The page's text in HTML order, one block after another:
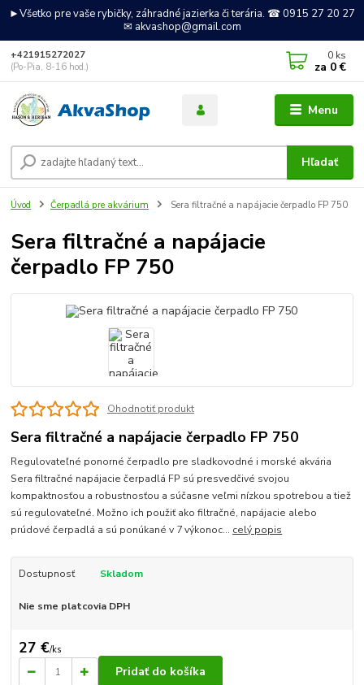
►Všetko pre vaše rybičky, záhradné jazierka či terária. ☎ 0915 27 20 27
✉ akvashop@gmail.com
Menu
Hľadať
+421915272027
(Po-Pia, 8-16 hod.)
0 ks
za 0 €
Úvod Čerpadlá pre akvárium Sera filtračné a napájacie čerpadlo FP 750
Sera filtračné a napájacie
čerpadlo FP 750
Ohodnotiť produkt
Sera filtračné a napájacie čerpadlo FP 750
Regulovateľné ponorné čerpadlo pre sladkovodné i morské akvária
Sera filtračné napájacie čerpadlá FP sú presvedčivé svojou
kompaktnosťou a robustnosťou a súčasne veľmi nízkou spotrebou a tiež
sú regulovateľné. Možno ich použiť ako filtračné, napájacie alebo
prúdové čerpadlá a sú ponúkané v 7 výkonoc... celý popis
Dostupnosť Skladom
Nie sme platcovia DPH
27 €/ks
Pridať do košíka